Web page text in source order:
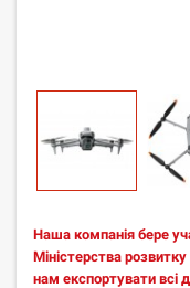
Наша компанія бере
Міністерства
нам експортувати всі